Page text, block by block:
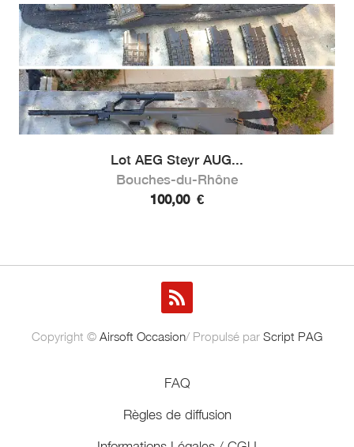
Lot AEG Steyr AUG...
Bouches-du-Rhône
100,00 €
Copyright © Airsoft Occasion/ Propulsé par Script PAG
FAQ
Règles de diffusion